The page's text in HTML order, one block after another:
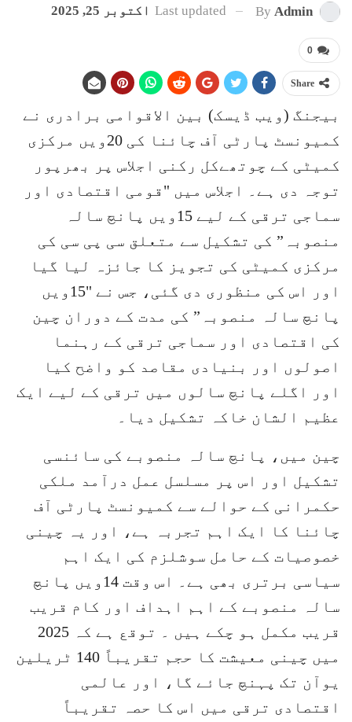
By Admin
Last updated اکتوبر 25, 2025
0
Share
بیجنگ (ویب ڈیسک) بین الاقوامی برادری نے
کمیونسٹ پارٹی آف چائنا کی 20ویں مرکزی
کمیٹی کے چوتھےکل رکنی اجلاس پر بھرپور
توجہ دی ہے۔ اجلاس میں "قومی اقتصادی اور
سماجی ترقی کے لیے 15ویں پانچ سالہ
منصوبہ” کی تشکیل سے متعلق سی پی سی کی
مرکزی کمیٹی کی تجویز کا جائزہ لیا گیا
اور اس کی منظوری دی گئی، جس نے "15ویں
پانچ سالہ منصوبہ” کی مدت کے دوران چین
کی اقتصادی اور سماجی ترقی کے رہنما
اصولوں اور بنیادی مقاصد کو واضح کیا
اور اگلے پانچ سالوں میں ترقی کے لیے ایک
عظیم الشان خاکہ تشکیل دیا۔
چین میں، پانچ سالہ منصوبے کی سائنسی
تشکیل اور اس پر مسلسل عمل درآمد ملکی
حکمرانی کے حوالے سے کمیونسٹ پارٹی آف
چائنا کا ایک اہم تجربہ ہے، اور یہ چینی
خصوصیات کے حامل سوشلزم کی ایک اہم
سیاسی برتری بھی ہے۔ اس وقت 14ویں پانچ
سالہ منصوبے کے اہم اہداف اور کام قریب
قریب مکمل ہو چکے ہیں ۔ توقع ہے کہ 2025
میں چینی معیشت کا حجم تقریباً 140 ٹریلین
یوآن تک پہنچ جائے گا، اور عالمی
اقتصادی ترقی میں اس کا حصہ تقریباً